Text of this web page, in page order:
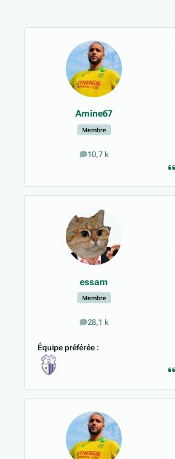
Amine67
Membre
10,7 k
messages
essam
Membre
28,1 k
messages
Équipe préférée :